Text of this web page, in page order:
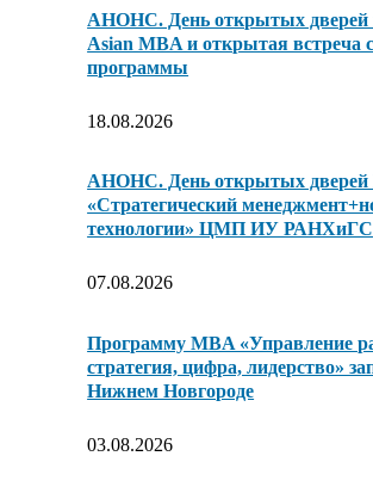
АНОНС. День открытых дверей
Asian MBA и открытая встреча
программы
18.08.2026
АНОНС. День открытых
«Стратегический
технологии» ЦМП ИУ РАНХиГС
07.08.2026
Программу MBA «Управление
стратегия, цифра, лидерство»
Нижнем Новгороде
03.08.2026